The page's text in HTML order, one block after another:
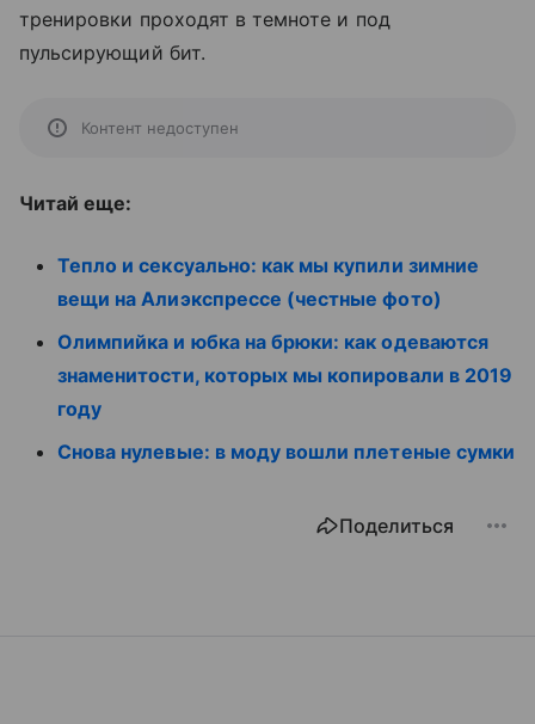
тренировки проходят в темноте и под
пульсирующий бит.
Контент недоступен
Читай еще:
Тепло и сексуально: как мы купили зимние
вещи на Алиэкспрессе (честные фото)
Олимпийка и юбка на брюки: как одеваются
знаменитости, которых мы копировали в 2019
году
Снова нулевые: в моду вошли плетеные сумки
Поделиться